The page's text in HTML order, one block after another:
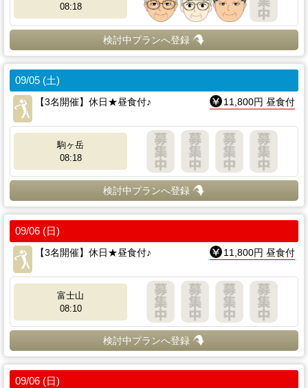
08:18
検討中プランへ登録
09/05 (土)
【3名開催】休日★昼食付♪
11,800円 昼食付
駒ヶ岳
08:18
検討中プランへ登録
09/06 (日)
【3名開催】休日★昼食付♪
11,800円 昼食付
富士山
08:10
検討中プランへ登録
09/06 (日)